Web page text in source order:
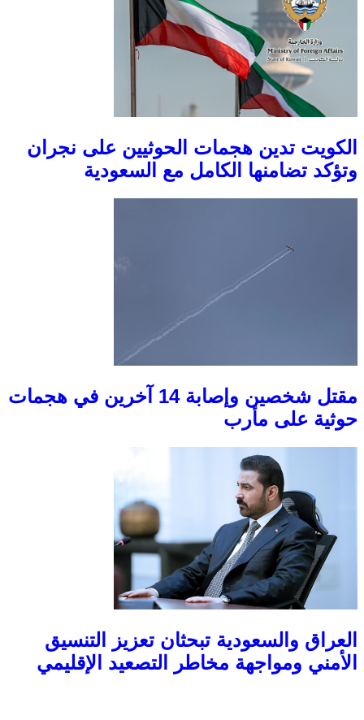
الكويت تدين هجمات الحوثيين على نجران
وتؤكد تضامنها الكامل مع السعودية
مقتل شخصين وإصابة 14 آخرين في هجمات
حوثية على مأرب
العراق والسعودية تبحثان تعزيز التنسيق
الأمني ومواجهة مخاطر التصعيد الإقليمي